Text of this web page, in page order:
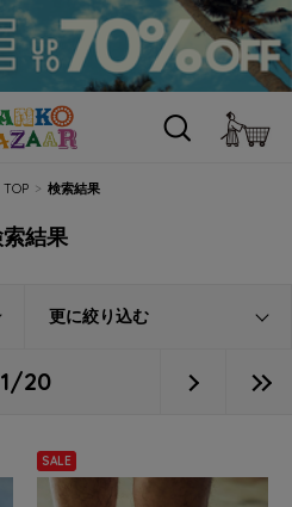
検索結果
結果
更に絞り込む
1/20
SALE